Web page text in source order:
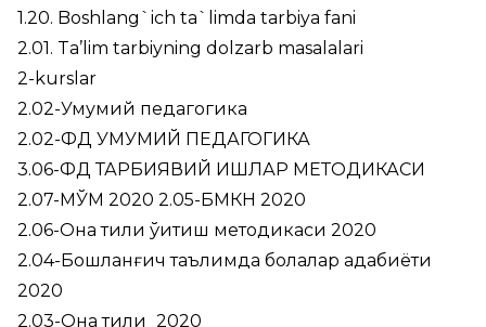
1.20. Boshlang`ich ta`limda tarbiya fani
2.01. Ta’lim tarbiyning dolzarb masalalari
2-kurslar
2.02-Умумий педагогика
2.02-ФД УМУМИЙ ПЕДАГОГИКА
3.06-ФД ТАРБИЯВИЙ ИШЛАР МЕТОДИКАСИ
2.07-МЎМ 2020 2.05-БМКН 2020
2.06-Она тили ўқитиш методикаси 2020
2.04-Бошланғич таълимда болалар адабиёти
2020
2.03-Она тили_2020